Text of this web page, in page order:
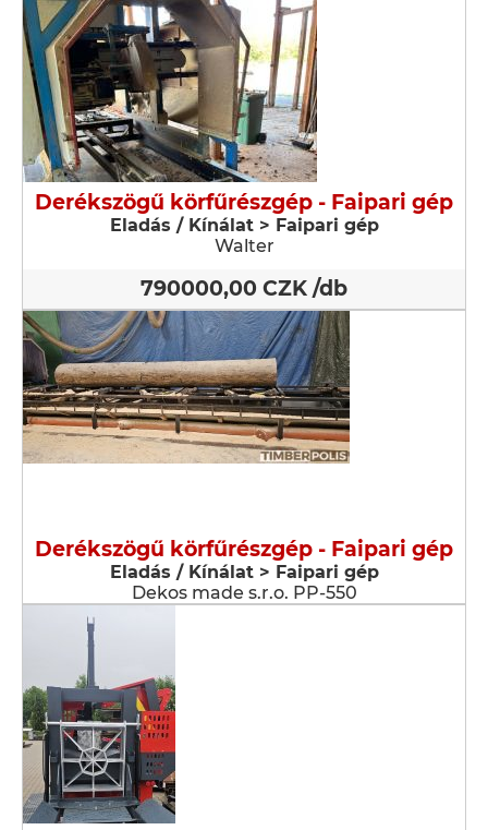
Derékszögű körfűrészgép - Faipari gép
Eladás / Kínálat > Faipari gép
Walter
790000,00 CZK /db
Derékszögű körfűrészgép - Faipari gép
Eladás / Kínálat > Faipari gép
Dekos made s.r.o. PP-550